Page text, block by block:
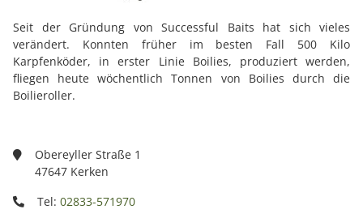
Seit der Gründung von Successful Baits hat sich vieles
verändert. Konnten früher im besten Fall 500 Kilo
Karpfenköder, in erster Linie Boilies, produziert werden,
fliegen heute wöchentlich Tonnen von Boilies durch die
Boilieroller.
Obereyller Straße 1
47647 Kerken
Tel: 02833-571970